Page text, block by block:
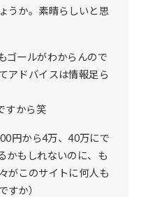
うか。素晴らしいと思
ゴールがわからんので
アドバイスは情報足ら
すから笑
円から4万、40万にで
かもしれないのに、も
がこのサイトに何人も
すか）